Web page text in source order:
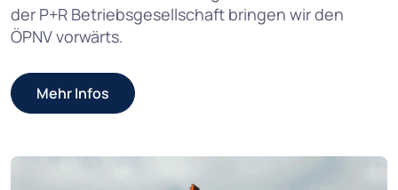
der P+R Betriebsgesellschaft bringen wir den
ÖPNV vorwärts.
Mehr Infos